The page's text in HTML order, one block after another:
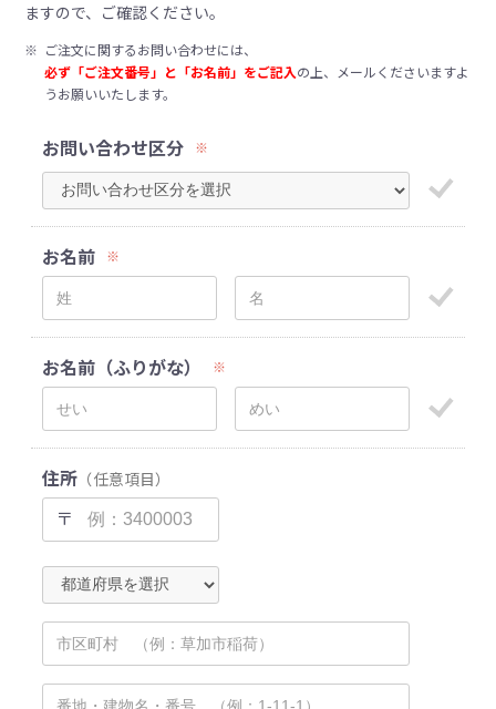
ますので、ご確認ください。
※ ご注文に関するお問い合わせには、
必ず「ご注文番号」と「お名前」をご記入の上、メールくださいますよ
うお願いいたします。
お問い合わせ区分 ※
お名前 ※
お名前（ふりがな） ※
住所 （任意項目）
〒